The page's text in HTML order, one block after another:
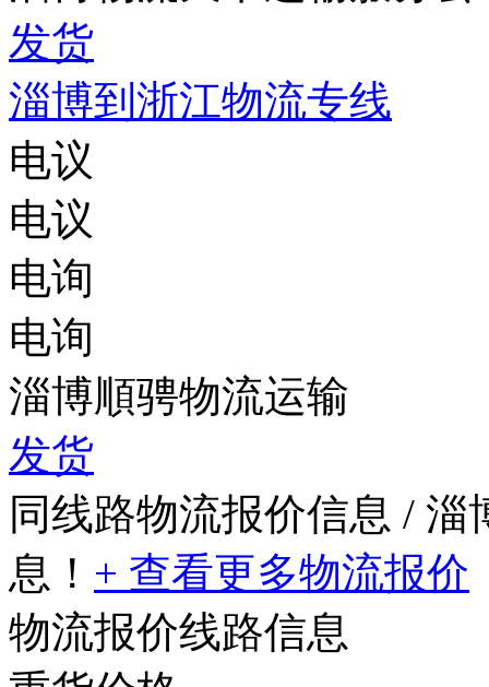
发货
淄博到浙江物流专线
电议
电议
电询
电询
淄博順骋物流运输
发货
同线路物流报价信息 / 淄
息！ + 查看更多物流报价
物流报价线路信息